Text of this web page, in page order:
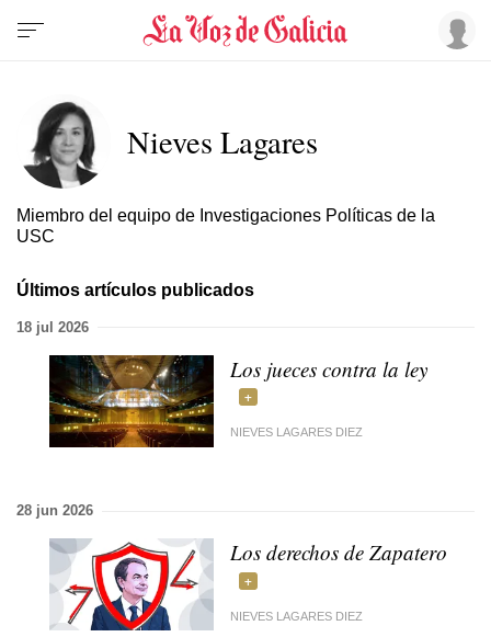
Nieves Lagares
Miembro del equipo de Investigaciones Políticas de la
USC
Últimos artículos publicados
18 jul 2026
Los jueces contra la ley
NIEVES LAGARES DIEZ
28 jun 2026
Los derechos de Zapatero
NIEVES LAGARES DIEZ